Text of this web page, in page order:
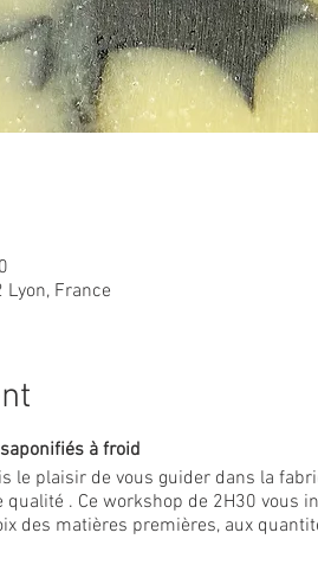
Lyon, France
à froid
le plaisir de vous guider dans la
. Ce workshop de 2H30 vous
des matières premières, aux